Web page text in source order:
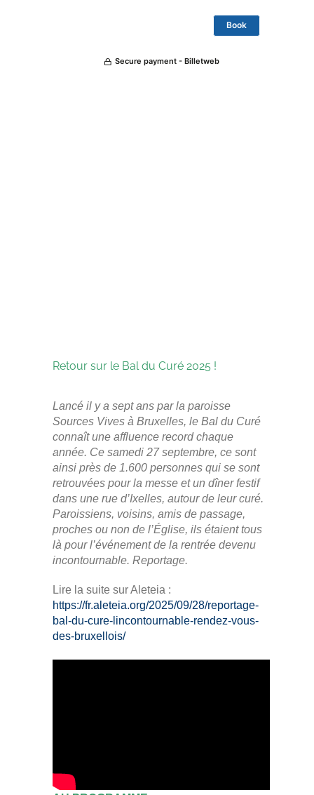
Retour sur le Bal du Curé 2025 !
Lancé il y a sept ans par la paroisse
Sources Vives à Bruxelles, le Bal du Curé
connaît une affluence record chaque
année. Ce samedi 27 septembre, ce sont
ainsi près de 1.600 personnes qui se sont
retrouvées pour la messe et un dîner festif
dans une rue d’Ixelles, autour de leur curé.
Paroissiens, voisins, amis de passage,
proches ou non de l’Église, ils étaient tous
là pour l’événement de la rentrée devenu
incontournable. Reportage.
Lire la suite sur Aleteia :
https://fr.aleteia.org/2025/09/28/reportage-
bal-du-cure-lincontournable-rendez-vous-
des-bruxellois/